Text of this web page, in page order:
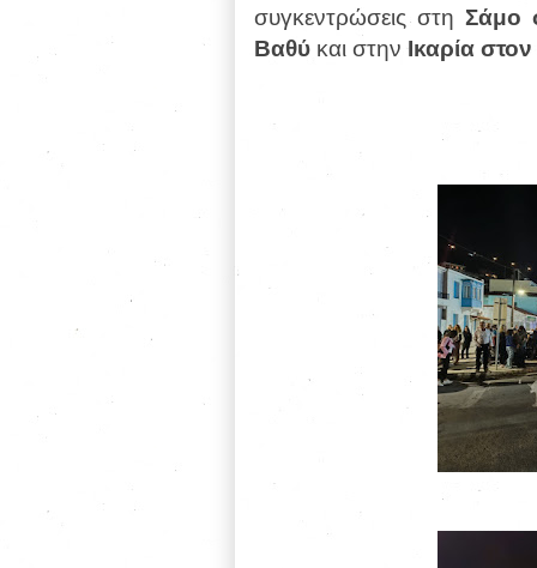
συγκεντρώσεις στη Σάμο
Βαθύ και στην Ικαρία